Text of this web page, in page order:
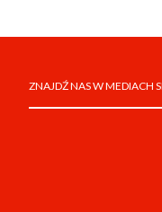
ZNAJDŹ NAS W MEDIACH